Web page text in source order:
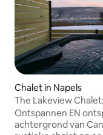
Chalet in Napels
The Lakeview
Tub, Games
Ontspannen EN
achtergrond van